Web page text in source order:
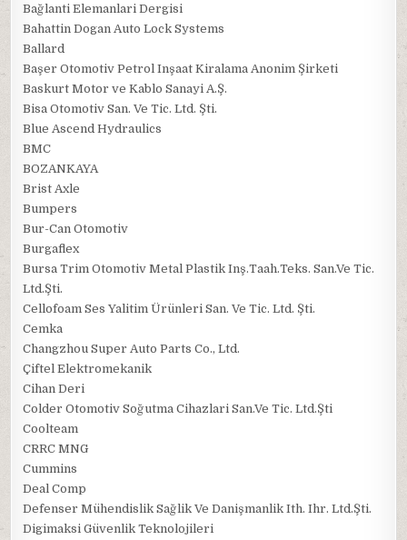
Bağlanti Elemanlari Dergisi
Bahattin Dogan Auto Lock Systems
Ballard
Başer Otomotiv Petrol Inşaat Kiralama Anonim Şirketi
Baskurt Motor ve Kablo Sanayi A.Ş.
Bisa Otomotiv San. Ve Tic. Ltd. Şti.
Blue Ascend Hydraulics
BMC
BOZANKAYA
Brist Axle
Bumpers
Bur-Can Otomotiv
Burgaflex
Bursa Trim Otomotiv Metal Plastik Inş.Taah.Teks. San.Ve Tic.
Ltd.Şti.
Cellofoam Ses Yalitim Ürünleri San. Ve Tic. Ltd. Şti.
Cemka
Changzhou Super Auto Parts Co., Ltd.
Çiftel Elektromekanik
Cihan Deri
Colder Otomotiv Soğutma Cihazlari San.Ve Tic. Ltd.Şti
Coolteam
CRRC MNG
Cummins
Deal Comp
Defenser Mühendislik Sağlik Ve Danişmanlik Ith. Ihr. Ltd.Şti.
Digimaksi Güvenlik Teknolojileri